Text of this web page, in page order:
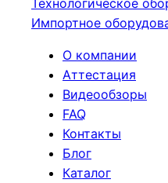
Технологическое
Импортное
О компании
Аттестация
Видеообзоры
FAQ
Контакты
Блог
Каталог